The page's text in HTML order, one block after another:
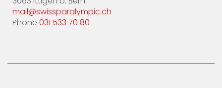
mail@swissparalympic.ch
Phone 031 533 70 80